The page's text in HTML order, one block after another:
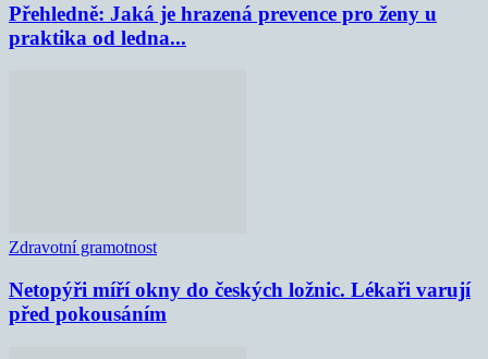
Přehledně: Jaká je hrazená prevence pro ženy u
praktika od ledna...
Zdravotní gramotnost
Netopýři míří okny do českých ložnic. Lékaři varují
před pokousáním